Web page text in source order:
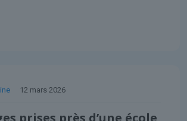
12 mars 2026
prises près d’une école